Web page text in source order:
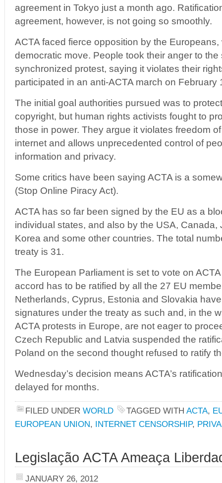
agreement in Tokyo just a month ago.
agreement, however, is not going so smoothly.
ACTA faced fierce opposition by the
democratic move. People took their anger to the
synchronized protest, saying it violates their
participated in an anti-ACTA march on February
The initial goal authorities pursued was to
copyright, but human rights activists fought to
those in power. They argue it violates freedom
internet and allows unprecedented control of
information and privacy.
Some critics have been saying ACTA is a
(Stop Online Piracy Act).
ACTA has so far been signed by the EU as a
individual states, and also by the USA, Canada,
Korea and some other countries. The total
treaty is 31.
The European Parliament is set to vote on
accord has to be ratified by all the 27 EU
Netherlands, Cyprus, Estonia and Slovakia
signatures under the treaty as such and, in the
ACTA protests in Europe, are not eager to
Czech Republic and Latvia suspended the
Poland on the second thought refused to ratify
Wednesday’s decision means ACTA’s
delayed for months.
FILED UNDER WORLD TAGGED WITH ACTA,
EUROPEAN UNION, INTERNET CENSORSHIP,
Legislação ACTA Ameaça
JANUARY 26, 2012